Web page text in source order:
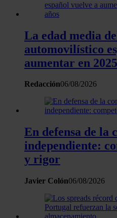
sociales y analizar el
información sobre el uso que
nuestros partners de redes
web, quienes pueden
que les haya proporcionado
partir del uso que haya
La edad media
automovilístico
aumentar en
Redacción06/08/2026
En defensa de la
independiente:
y rigor
Javier Colón06/08/2026